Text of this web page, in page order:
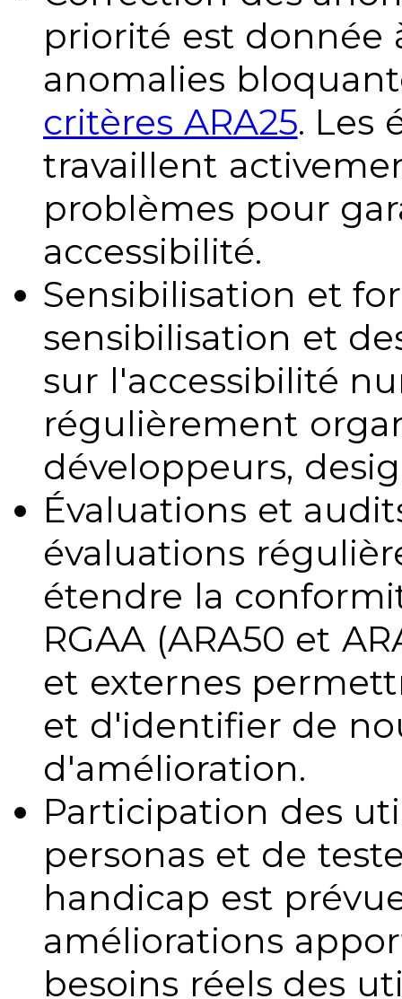
priorité est donnée
anomalies
critères ARA25. Les
travaillent
problèmes pour
accessibilité.
Sensibilisation et
sensibilisation et
sur l'accessibilité
régulièrement
développeurs,
Évaluations et
évaluations
étendre la
RGAA (ARA50 et
et externes
et d'identifier de
d'amélioration.
Participation des
personas et de
handicap est
améliorations
besoins réels des